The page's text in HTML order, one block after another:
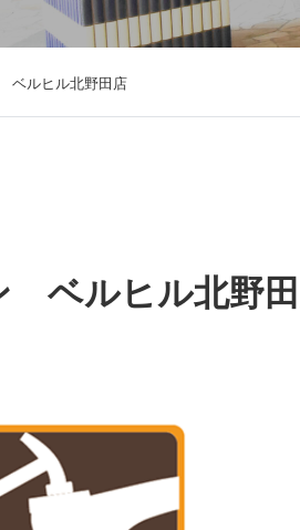
ベルヒル北野田店
ベルヒル北野